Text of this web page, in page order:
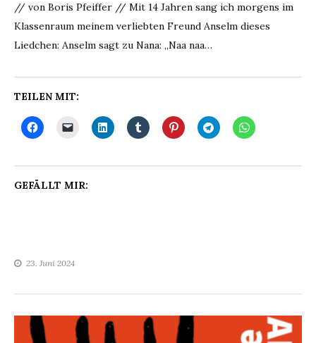
// von Boris Pfeiffer // Mit 14 Jahren sang ich morgens im
Klassenraum meinem verliebten Freund Anselm dieses
Liedchen: Anselm sagt zu Nana: „Naa naa…
TEILEN MIT:
GEFÄLLT MIR:
23. Juni 2024